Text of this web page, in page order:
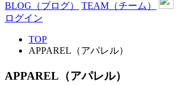
BLOG （ブログ） TEAM （チーム）
ログイン
TOP
APPAREL（アパレル）
APPAREL（アパレル）